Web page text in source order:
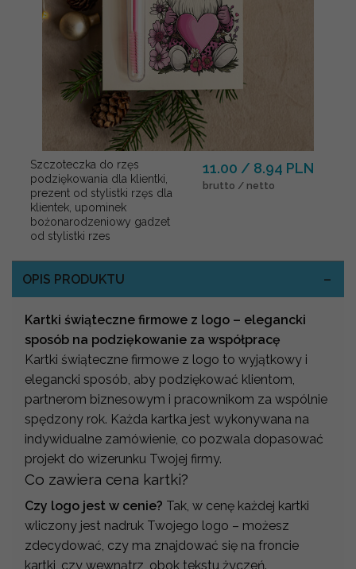
Szczoteczka do rzęs
podziękowania dla klientki,
prezent od stylistki rzęs dla
klientek, upominek
bożonarodzeniowy gadzet
od stylistki rzes
11.00 / 8.94 PLN
brutto / netto
OPIS PRODUKTU
Kartki świąteczne firmowe z logo – elegancki
sposób na podziękowanie za współpracę
Kartki świąteczne firmowe z logo to wyjątkowy i
elegancki sposób, aby podziękować klientom,
partnerom biznesowym i pracownikom za wspólnie
spędzony rok. Każda kartka jest wykonywana na
indywidualne zamówienie, co pozwala dopasować
projekt do wizerunku Twojej firmy.
Co zawiera cena kartki?
Czy logo jest w cenie? Tak, w cenę każdej kartki
wliczony jest nadruk Twojego logo – możesz
zdecydować, czy ma znajdować się na froncie
kartki, czy wewnątrz, obok tekstu życzeń.